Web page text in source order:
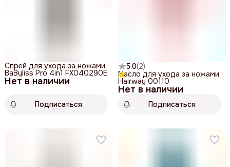
Нет в наличии
Спрей для ухода за ножами
BaByliss Pro 4in1 FX040290E
Подписаться
5.0(2)
Нет в наличии
Масло для ухода за ножами
Hairway 00110
Подписаться